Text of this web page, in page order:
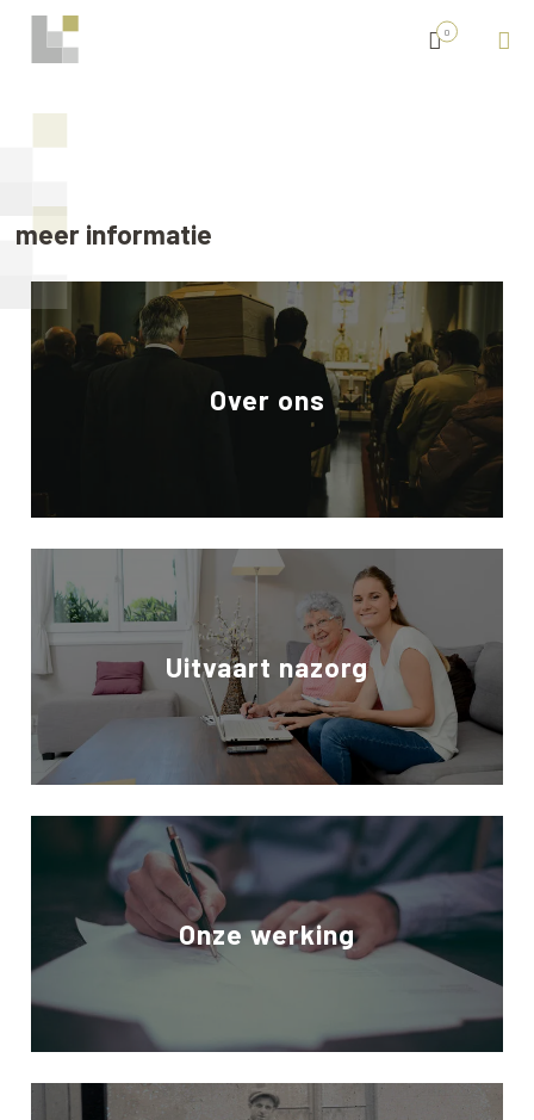
0
meer informatie
Over ons
Uitvaart nazorg
Onze werking